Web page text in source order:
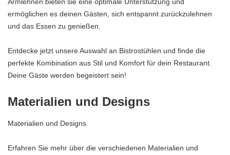
ermöglichen es deinen Gästen, sich entspannt zurückzulehnen
und das Essen zu genießen.
Entdecke jetzt unsere Auswahl an Bistrostühlen und finde die
perfekte Kombination aus Stil und Komfort für dein Restaurant.
Deine Gäste werden begeistert sein!
Materialien und Designs
Materialien und Designs
Erfahren Sie mehr über die verschiedenen Materialien und